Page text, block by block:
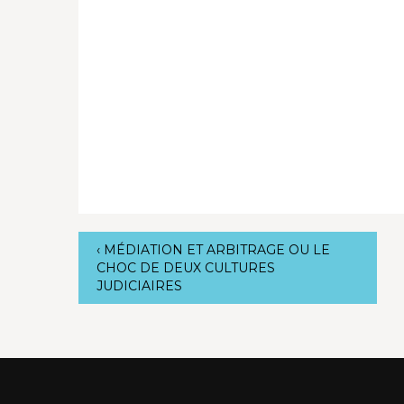
‹ MÉDIATION ET ARBITRAGE OU LE
CHOC DE DEUX CULTURES
JUDICIAIRES